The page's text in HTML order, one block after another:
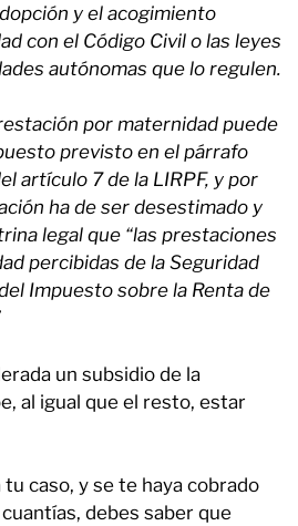
y el acogimiento
con el Código Civil o las leyes
autónomas que lo regulen.
por maternidad puede
previsto en el párrafo
artículo 7 de la LIRPF, y por
ha de ser desestimado y
legal que “las prestaciones
percibidas de la Seguridad
Impuesto sobre la Renta de
un subsidio de la
al igual que el resto, estar
tu caso, y se te haya cobrado
debes saber que